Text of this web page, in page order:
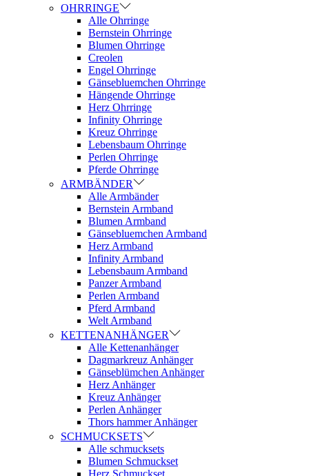
OHRRINGE
Alle Ohrringe
Bernstein Ohrringe
Blumen Ohrringe
Creolen
Engel Ohrringe
Gänsebluemchen Ohrringe
Hängende Ohrringe
Herz Ohrringe
Infinity Ohrringe
Kreuz Ohrringe
Lebensbaum Ohrringe
Perlen Ohrringe
Pferde Ohrringe
ARMBÄNDER
Alle Armbänder
Bernstein Armband
Blumen Armband
Gänsebluemchen Armband
Herz Armband
Infinity Armband
Lebensbaum Armband
Panzer Armband
Perlen Armband
Pferd Armband
Welt Armband
KETTENANHÄNGER
Alle Kettenanhänger
Dagmarkreuz Anhänger
Gänseblümchen Anhänger
Herz Anhänger
Kreuz Anhänger
Perlen Anhänger
Thors hammer Anhänger
SCHMUCKSETS
Alle schmucksets
Blumen Schmuckset
Herz Schmuckset